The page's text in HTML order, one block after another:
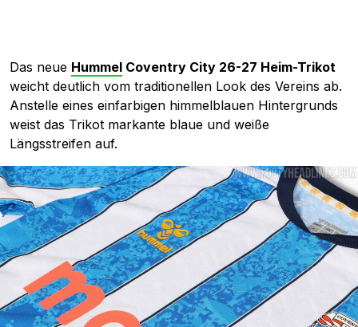
Das neue Hummel Coventry City 26-27 Heim-Trikot
weicht deutlich vom traditionellen Look des Vereins ab.
Anstelle eines einfarbigen himmelblauen Hintergrunds
weist das Trikot markante blaue und weiße
Längsstreifen auf.